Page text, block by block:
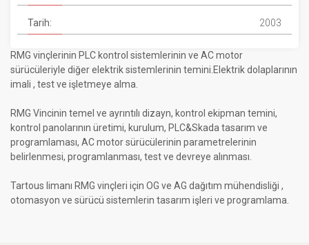
RMG vinçlerinin PLC kontrol sistemlerinin ve AC motor
sürücüleriyle diğer elektrik sistemlerinin temini.Elektrik dolaplarının
imali , test ve işletmeye alma.
RMG Vincinin temel ve ayrıntılı dizayn, kontrol ekipman temini,
kontrol panolarının üretimi, kurulum, PLC&Skada tasarım ve
programlaması, AC motor sürücülerinin parametrelerinin
belirlenmesi, programlanması, test ve devreye alınması.
Tartous limanı RMG vinçleri için OG ve AG dağıtım mühendisliği ,
otomasyon ve sürücü sistemlerin tasarım işleri ve programlama.
Tarih: 2003